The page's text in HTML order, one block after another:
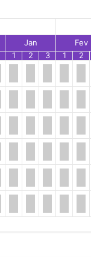
Jan Fev
1 2 3 1 2